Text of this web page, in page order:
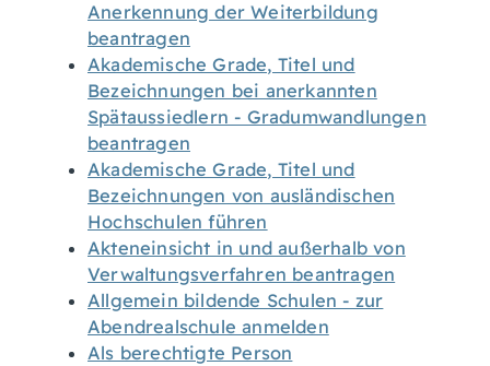
Anerkennung der Weiterbildung
beantragen
Akademische Grade, Titel und
Bezeichnungen bei anerkannten
Spätaussiedlern - Gradumwandlungen
beantragen
Akademische Grade, Titel und
Bezeichnungen von ausländischen
Hochschulen führen
Akteneinsicht in und außerhalb von
Verwaltungsverfahren beantragen
Allgemein bildende Schulen - zur
Abendrealschule anmelden
Als berechtigte Person